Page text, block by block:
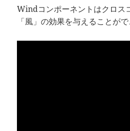
Windコンポーネントはクロス
「風」の効果を与えることがで